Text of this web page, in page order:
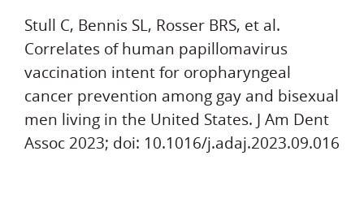
Stull C, Bennis SL, Rosser BRS, et al.
Correlates of human papillomavirus
vaccination intent for oropharyngeal
cancer prevention among gay and bisexual
men living in the United States. J Am Dent
Assoc 2023; doi: 10.1016/j.adaj.2023.09.016